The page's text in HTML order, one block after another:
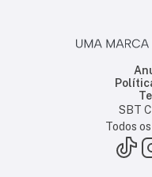
SBT
Todos